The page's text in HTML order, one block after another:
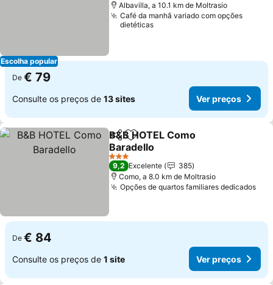
Escolha popular
Albavilla, a 10.1 km de Moltrasio
Café da manhã variado com opções
dietéticas
De € 79
Consulte os preços de 13 sites Ver preços
PartilharAdicionar aos favoritos
B&B HOTEL Como
Baradello
Ver preços
3 Estrelas
9,2 Excelente
385
Como, a 8.0 km de Moltrasio
Opções de quartos familiares dedicados
De € 84
Consulte os preços de 1 site Ver preços